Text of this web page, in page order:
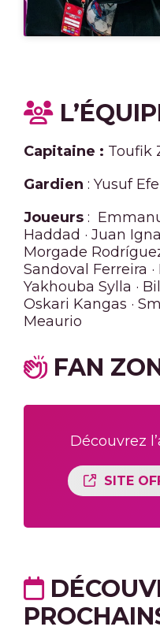
Capitaine : Toufik
Gardien : Yusuf
Joueurs :
Haddad · Juan
Morgade
Sandoval Ferreira ·
Yakhouba Sylla ·
Oskari Kangas ·
Meaurio
FAN
Découvrez
SITE